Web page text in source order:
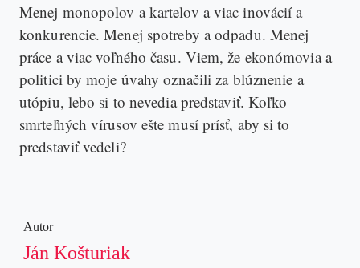
Menej monopolov a kartelov a viac inovácií a
konkurencie. Menej spotreby a odpadu. Menej
práce a viac voľného času. Viem, že ekonómovia a
politici by moje úvahy označili za blúznenie a
utópiu, lebo si to nevedia predstaviť. Koľko
smrteľných vírusov ešte musí prísť, aby si to
predstaviť vedeli?
Autor
Ján Košturiak